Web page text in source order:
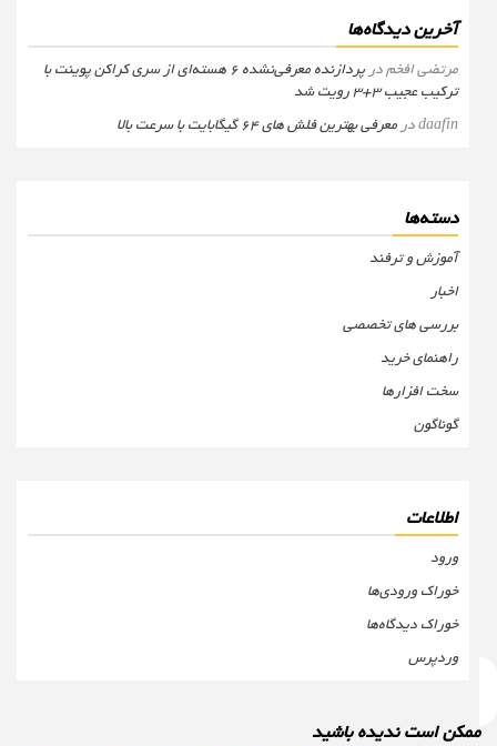
آخرین دیدگاه‌ها
مرتضی افخمدر
پردازنده معرفی‌نشده 6 هسته‌ای از سری کراکن پوینت با
ترکیب عجیب 3+3 رویت شد
daafinدرمعرفی بهترین فلش های 64 گیگابایت با سرعت بالا
دسته‌ها
آموزش و ترفند
اخبار
بررسی های تخصصی
راهنمای خرید
سخت افزارها
گوناگون
اطلاعات
ورود
خوراک ورودی‌ها
خوراک دیدگاه‌ها
وردپرس
است ندیده باشید